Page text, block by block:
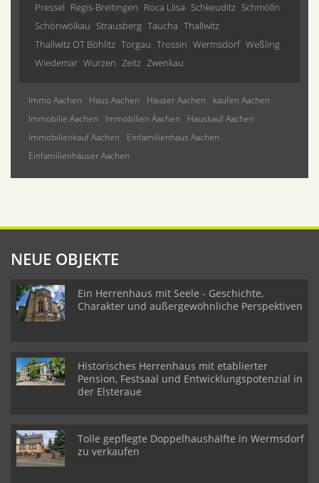
Pressel Regis-Breitingen Roca Llisa Schkeuditz Schmölln
Schönwölkau Strausberg Taucha Thallwitz
Thallwitz OT Böhlitz Torgau Trossin Wermsdorf Weßling
Wiedemar Wurzen Zeitz Zwenkau
Immo Aachen Haus Aachen Häuser Aachen
kaufen Aachen
Immobilie Aachen
Immobilien Aachen
Hauskauf Aachen
Immobilienkauf Aachen
Einfamilienhaus Aachen
Einfamilienhäuser Aachen
NEUE OBJEKTE
Ein Herrenhaus mit Seele - Geschichte,
Charakter und außergewöhnliche Perspektiven
Historisches Herrenhaus mit etablierter
Pension, Festsaal und Entwicklungspotenzial in
der Elsteraue
Tolle gepflegte Doppelhaushälfte in Wermsdorf
zu verkaufen